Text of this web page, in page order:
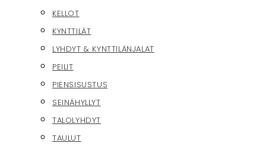
KELLOT
KYNTTILÄT
LYHDYT & KYNTTILÄNJALAT
PEILIT
PIENSISUSTUS
SEINÄHYLLYT
TALOLYHDYT
TAULUT